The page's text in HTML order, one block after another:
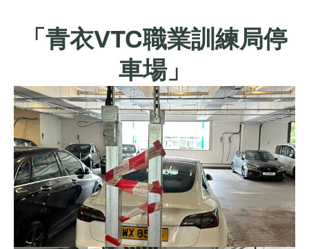
「青衣VTC職業訓練局停
車場」